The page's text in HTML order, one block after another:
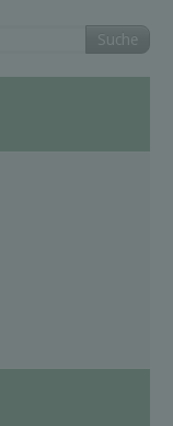
Suche